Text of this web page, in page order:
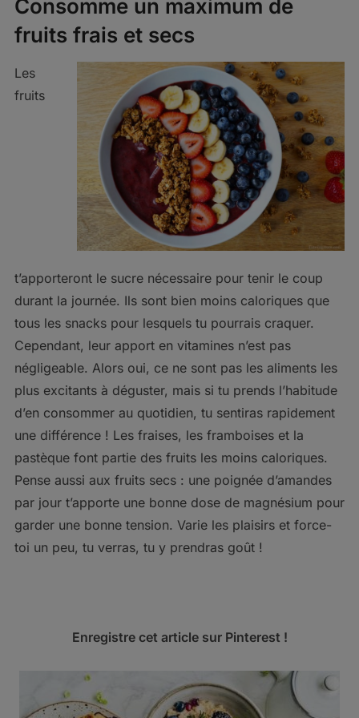
Consomme un maximum de
fruits frais et secs
Les
fruits
t’apporteront le sucre nécessaire pour tenir le coup
durant la journée. Ils sont bien moins caloriques que
tous les snacks pour lesquels tu pourrais craquer.
Cependant, leur apport en vitamines n’est pas
négligeable. Alors oui, ce ne sont pas les aliments les
plus excitants à déguster, mais si tu prends l’habitude
d’en consommer au quotidien, tu sentiras rapidement
une différence ! Les fraises, les framboises et la
pastèque font partie des fruits les moins caloriques.
Pense aussi aux fruits secs : une poignée d’amandes
par jour t’apporte une bonne dose de magnésium pour
garder une bonne tension. Varie les plaisirs et force-
toi un peu, tu verras, tu y prendras goût !
Enregistre cet article sur Pinterest !